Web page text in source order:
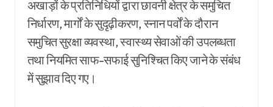
अखाड़ों के प्रतिनिधियों द्वारा छावनी क्षेत्र के समुचित
निर्धारण, मार्गों के सुदृढ़ीकरण, स्नान पर्वों के दौरान
समुचित सुरक्षा व्यवस्था, स्वास्थ्य सेवाओं की उपलब्धता
तथा नियमित साफ-सफाई सुनिश्चित किए जाने के संबंध
में सुझाव दिए गए।